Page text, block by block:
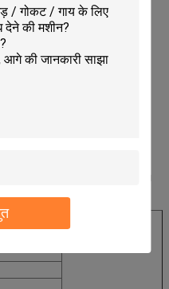
जोड़ने के लिए हिस्सा है।
ट्यूब को जोड़ने के लिए है।
के साथ मिलान करने का हिस्सा है।
के साथ मिलान करने का एक हिस्सा है।